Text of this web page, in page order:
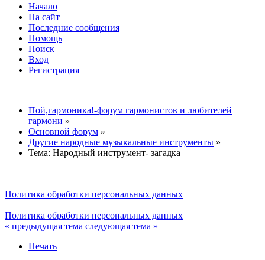
Начало
На сайт
Последние сообщения
Помощь
Поиск
Вход
Регистрация
Пой,гармоника!-форум гармонистов и любителей
гармони »
Основной форум »
Другие народные музыкальные инструменты »
Тема: Народный инструмент- загадка
Политика обработки персональных данных
Политика обработки персональных данных
« предыдущая тема следующая тема »
Печать